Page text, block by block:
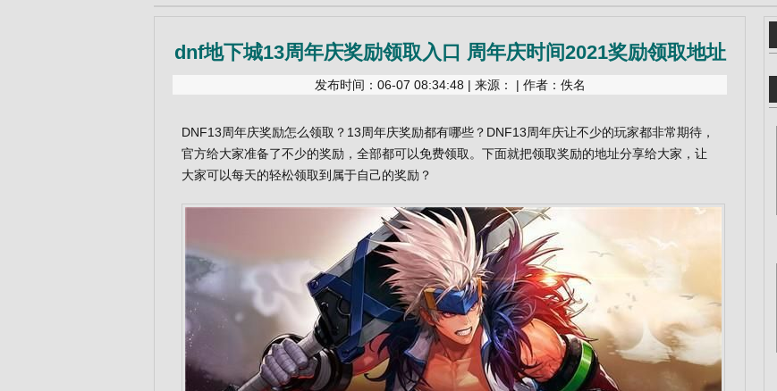
dnf地下城13周年庆奖励领取入口 周年庆时间2021奖励领取地址
发布时间：06-07 08:34:48 | 来源： | 作者：佚名
DNF13周年庆奖励怎么领取？13周年庆奖励都有哪些？DNF13周年庆让不少的玩家都非常期待，
官方给大家准备了不少的奖励，全部都可以免费领取。下面就把领取奖励的地址分享给大家，让
大家可以每天的轻松领取到属于自己的奖励？